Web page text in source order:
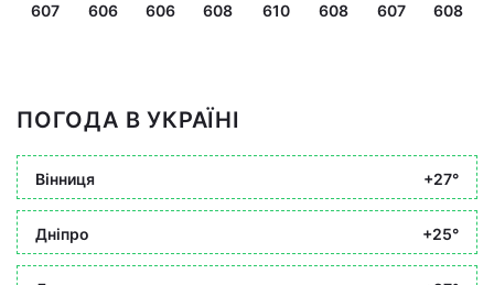
607 606 606 608 610 608 607 608
ПОГОДА В УКРАЇНІ
Вінниця +27°
Дніпро +25°